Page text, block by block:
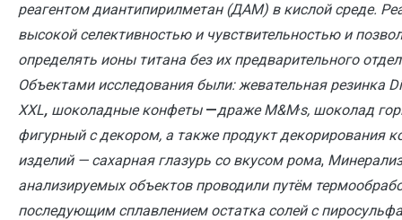
реагентом диантипирилметан (ДАМ) в кислой среде.
высокой селективностью и чувствительностью и
определять ионы титана без их предварительного
Объектами исследования были: жевательная резинка
XXL, шоколадные конфеты—драже М&M,s, шоколад
фигурный с декором, а также продукт декорирования
изделий — сахарная глазурь со вкусом рома,
анализируемых объектов проводили путём
последующим сплавлением остатка солей с